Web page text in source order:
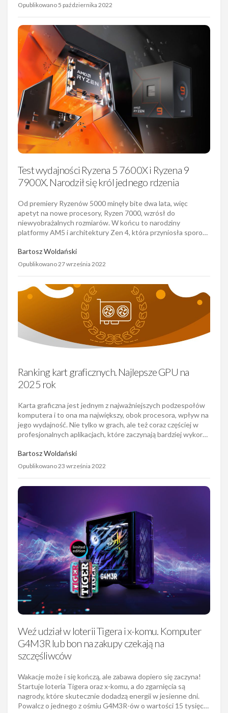
Opublikowano 5 października 2022
Test wydajności Ryzena 5 7600X i Ryzena 9
7900X. Narodził się król jednego rdzenia
Od premiery Ryzenów 5000 minęły bite dwa lata, więc
apetyt na nowe procesory, Ryzen 7000, wzrósł do
niewyobrażalnych rozmiarów. W końcu to narodziny
platformy AM5 i architektury Zen 4, która przyniosła sporo…
Bartosz Woldański
Opublikowano 27 września 2022
Ranking kart graficznych. Najlepsze GPU na
2025 rok
Karta graficzna jest jednym z najważniejszych podzespołów
komputera i to ona ma największy, obok procesora, wpływ na
jego wydajność. Nie tylko w grach, ale też coraz częściej w
profesjonalnych aplikacjach, które zaczynają bardziej wykor…
Bartosz Woldański
Opublikowano 23 września 2022
Weź udział w loterii Tigera i x-komu. Komputer
G4M3R lub bon na zakupy czekają na
szczęśliwców
Wakacje może i się kończą, ale zabawa dopiero się zaczyna!
Startuje loteria Tigera oraz x-komu, a do zgarnięcia są
nagrody, które skutecznie dodadzą energii w jesienne dni.
Powalcz o jednego z ośmiu G4M3R-ów o wartości 15 tysięc…